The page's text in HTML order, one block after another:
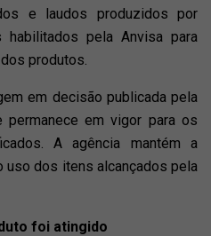
e laudos produzidos por
habilitados pela Anvisa para
produtos.
em decisão publicada pela
em vigor para os
A agência mantém a
uso dos itens alcançados pela
foi atingido